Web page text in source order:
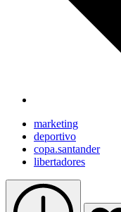
marketing
deportivo
copa.santander
libertadores